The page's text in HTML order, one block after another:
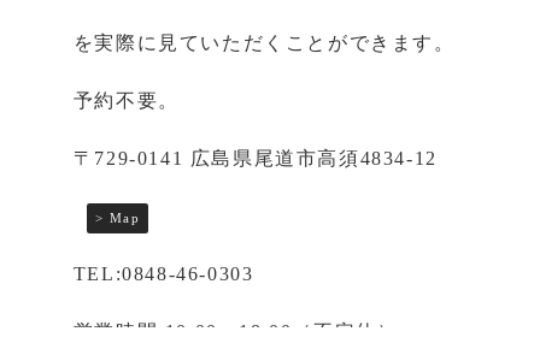
を実際に見ていただくことができます。
予約不要。
〒729-0141 広島県尾道市高須4834-12
> Map
TEL:0848-46-0303
営業時間 10:00〜18:00（不定休）